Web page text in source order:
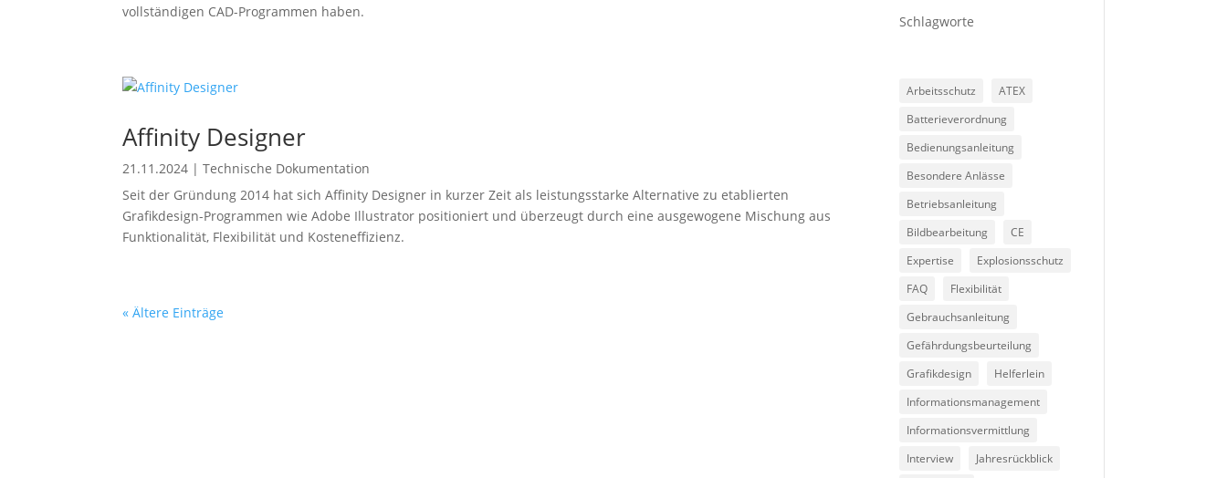
vollständigen CAD-Programmen haben.
Affinity Designer
21.11.2024 |Technische Dokumentation
Seit der Gründung 2014 hat sich Affinity Designer in kurzer Zeit als leistungsstarke Alternative zu etablierten
Grafikdesign-Programmen wie Adobe Illustrator positioniert und überzeugt durch eine ausgewogene Mischung aus
Funktionalität, Flexibilität und Kosteneffizienz.
« Ältere Einträge
Schlagworte
Arbeitsschutz
ATEX
Batterieverordnung
Bedienungsanleitung
Besondere Anlässe
Betriebsanleitung
Bildbearbeitung
CE
Expertise
Explosionsschutz
FAQ
Flexibilität
Gebrauchsanleitung
Gefährdungsbeurteilung
Grafikdesign
Helferlein
Informationsmanagement
Informationsvermittlung
Interview
Jahresrückblick